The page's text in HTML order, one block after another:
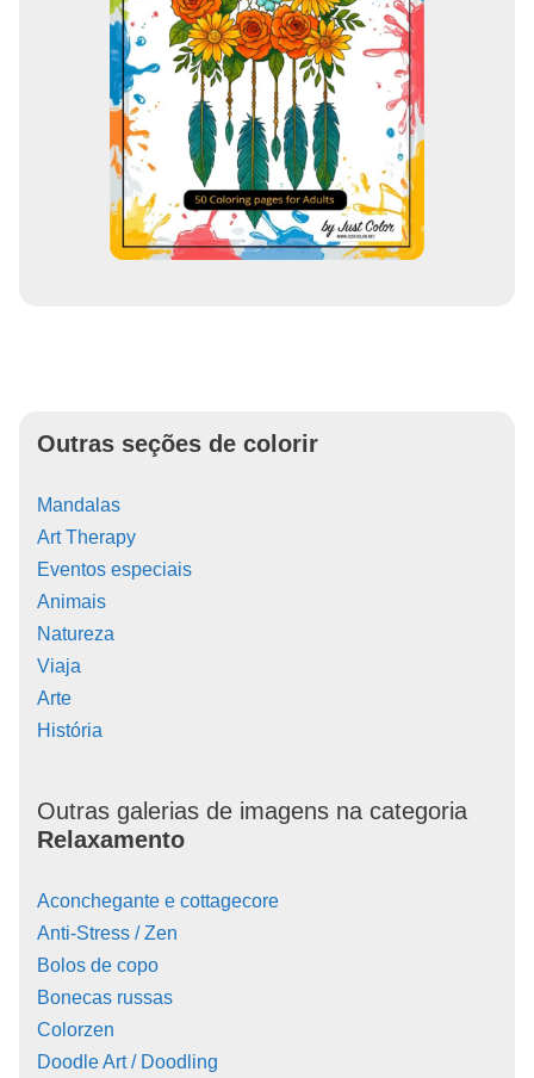
Outras seções de colorir
Mandalas
Art Therapy
Eventos especiais
Animais
Natureza
Viaja
Arte
História
Outras galerias de imagens na categoria
Relaxamento
Aconchegante e cottagecore
Anti-Stress / Zen
Bolos de copo
Bonecas russas
Colorzen
Doodle Art / Doodling